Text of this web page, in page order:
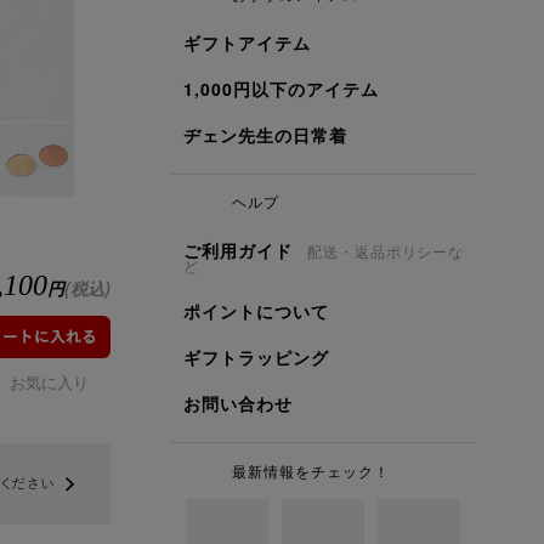
ギフトアイテム
1,000円以下のアイテム
ヂェン先生の日常着
ヘルプ
ご利用ガイド 配送・返品ポリシーな
ど
ポイントについて
ギフトラッピング
お問い合わせ
最新情報をチェック！
円(税込)
お気に入り